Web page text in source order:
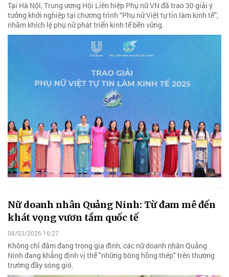
Tại Hà Nội, Trung ương Hội Liên hiệp Phụ nữ VN đã trao 30 giải ý
tưởng khởi nghiệp tại chương trình “Phụ nữ Việt tự tin làm kinh tế”,
nhằm khích lệ phụ nữ phát triển kinh tế bền vững.
Nữ doanh nhân Quảng Ninh: Từ đam mê đến
khát vọng vươn tầm quốc tế
08/03/2026 16:27
Không chỉ đảm đang trong gia đình, các nữ doanh nhân Quảng
Ninh đang khẳng định vị thế "những bông hồng thép" trên thương
trường đầy sóng gió.